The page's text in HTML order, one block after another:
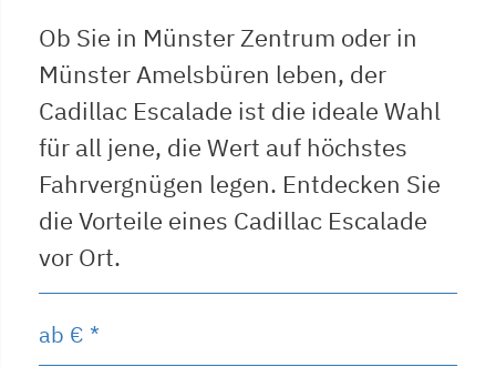
Ob Sie in Münster Zentrum oder in
Münster Amelsbüren leben, der
Cadillac Escalade ist die ideale Wahl
für all jene, die Wert auf höchstes
Fahrvergnügen legen. Entdecken Sie
die Vorteile eines Cadillac Escalade
vor Ort.
ab € *